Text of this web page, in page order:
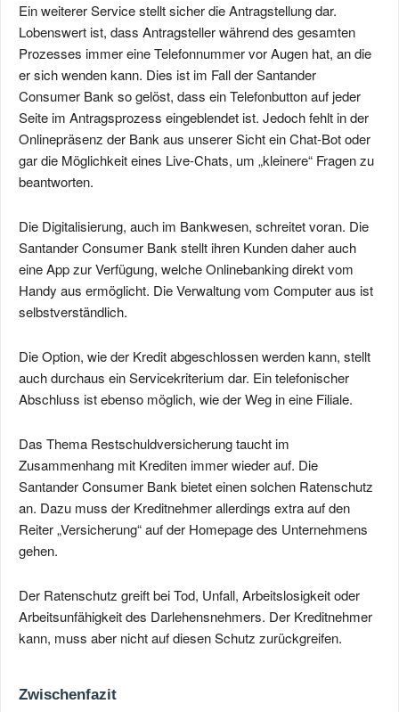
Ein weiterer Service stellt sicher die Antragstellung dar.
Lobenswert ist, dass Antragsteller während des gesamten
Prozesses immer eine Telefonnummer vor Augen hat, an die
er sich wenden kann. Dies ist im Fall der Santander
Consumer Bank so gelöst, dass ein Telefonbutton auf jeder
Seite im Antragsprozess eingeblendet ist. Jedoch fehlt in der
Onlinepräsenz der Bank aus unserer Sicht ein Chat-Bot oder
gar die Möglichkeit eines Live-Chats, um „kleinere“ Fragen zu
beantworten.
Die Digitalisierung, auch im Bankwesen, schreitet voran. Die
Santander Consumer Bank stellt ihren Kunden daher auch
eine App zur Verfügung, welche Onlinebanking direkt vom
Handy aus ermöglicht. Die Verwaltung vom Computer aus ist
selbstverständlich.
Die Option, wie der Kredit abgeschlossen werden kann, stellt
auch durchaus ein Servicekriterium dar. Ein telefonischer
Abschluss ist ebenso möglich, wie der Weg in eine Filiale.
Das Thema Restschuldversicherung taucht im
Zusammenhang mit Krediten immer wieder auf. Die
Santander Consumer Bank bietet einen solchen Ratenschutz
an. Dazu muss der Kreditnehmer allerdings extra auf den
Reiter „Versicherung“ auf der Homepage des Unternehmens
gehen.
Der Ratenschutz greift bei Tod, Unfall, Arbeitslosigkeit oder
Arbeitsunfähigkeit des Darlehensnehmers. Der Kreditnehmer
kann, muss aber nicht auf diesen Schutz zurückgreifen.
Zwischenfazit